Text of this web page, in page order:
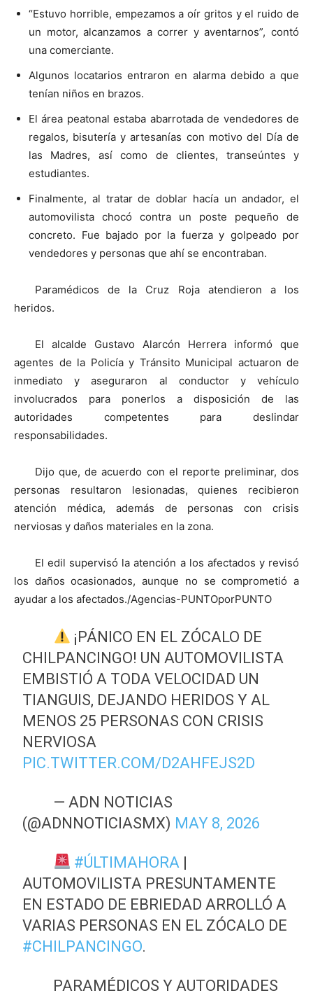
“Estuvo horrible, empezamos a oír gritos y el ruido de
un motor, alcanzamos a correr y aventarnos”, contó
una comerciante.
Algunos locatarios entraron en alarma debido a que
tenían niños en brazos.
El área peatonal estaba abarrotada de vendedores de
regalos, bisutería y artesanías con motivo del Día de
las Madres, así como de clientes, transeúntes y
estudiantes.
Finalmente, al tratar de doblar hacía un andador, el
automovilista chocó contra un poste pequeño de
concreto. Fue bajado por la fuerza y golpeado por
vendedores y personas que ahí se encontraban.
Paramédicos de la Cruz Roja atendieron a los
heridos.
El alcalde Gustavo Alarcón Herrera informó que
agentes de la Policía y Tránsito Municipal actuaron de
inmediato y aseguraron al conductor y vehículo
involucrados para ponerlos a disposición de las
autoridades competentes para deslindar
responsabilidades.
Dijo que, de acuerdo con el reporte preliminar, dos
personas resultaron lesionadas, quienes recibieron
atención médica, además de personas con crisis
nerviosas y daños materiales en la zona.
El edil supervisó la atención a los afectados y revisó
los daños ocasionados, aunque no se comprometió a
ayudar a los afectados./Agencias-PUNTOporPUNTO
¡PÁNICO EN EL ZÓCALO DE
CHILPANCINGO! UN AUTOMOVILISTA
EMBISTIÓ A TODA VELOCIDAD UN
TIANGUIS, DEJANDO HERIDOS Y AL
MENOS 25 PERSONAS CON CRISIS
NERVIOSA
PIC.TWITTER.COM/D2AHFEJS2D
— ADN NOTICIAS
(@ADNNOTICIASMX) MAY 8, 2026
#ÚLTIMAHORA |
AUTOMOVILISTA PRESUNTAMENTE
EN ESTADO DE EBRIEDAD ARROLLÓ A
VARIAS PERSONAS EN EL ZÓCALO DE
#CHILPANCINGO.
PARAMÉDICOS Y AUTORIDADES